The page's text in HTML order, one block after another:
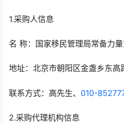
1.采购人信息
名 称：国家移民管理局常备力
地址：北京市朝阳区金盏乡东高
联系方式：高先生、 010-
2.采购代理机构信息